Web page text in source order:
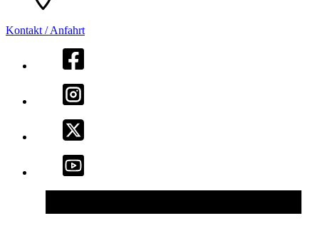
Kontakt / Anfahrt